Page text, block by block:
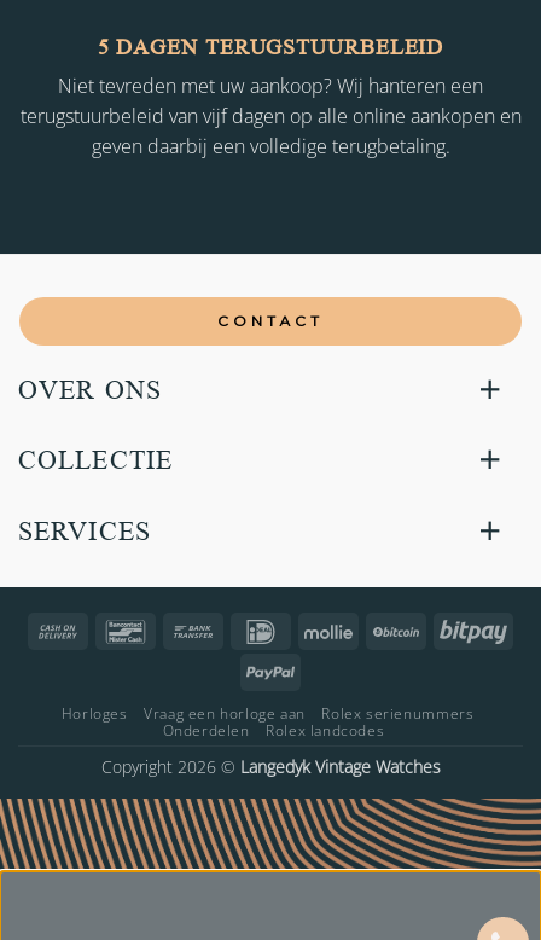
5 DAGEN TERUGSTUURBELEID
Niet tevreden met uw aankoop? Wij hanteren een
terugstuurbeleid van vijf dagen op alle online aankopen en
geven daarbij een volledige terugbetaling.
CONTACT
OVER ONS
COLLECTIE
SERVICES
Cash
Bancontact Bank
IDeal Mollie BitCoin
PayPal
Horloges Vraag een horloge aan
Rolex serienummers
Onderdelen
Rolex landcodes
Copyright 2026 © Langedyk Vintage Watches